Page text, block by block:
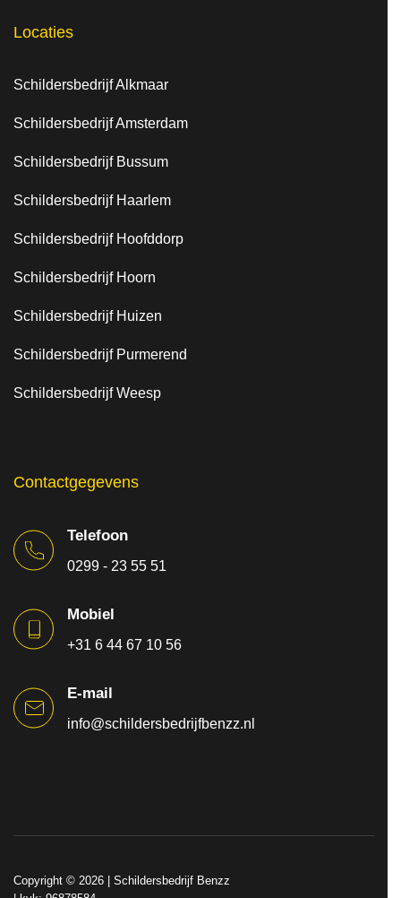
Locaties
Schildersbedrijf Alkmaar
Schildersbedrijf Amsterdam
Schildersbedrijf Bussum
Schildersbedrijf Haarlem
Schildersbedrijf Hoofddorp
Schildersbedrijf Hoorn
Schildersbedrijf Huizen
Schildersbedrijf Purmerend
Schildersbedrijf Weesp
Contactgegevens
Telefoon
0299 - 23 55 51
Mobiel
+31 6 44 67 10 56
E-mail
info@schildersbedrijfbenzz.nl
Copyright © 2026 | Schildersbedrijf Benzz